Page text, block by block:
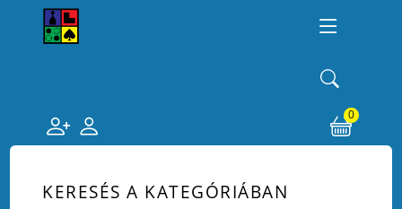
0
KERESÉS A KATEGÓRIÁBAN